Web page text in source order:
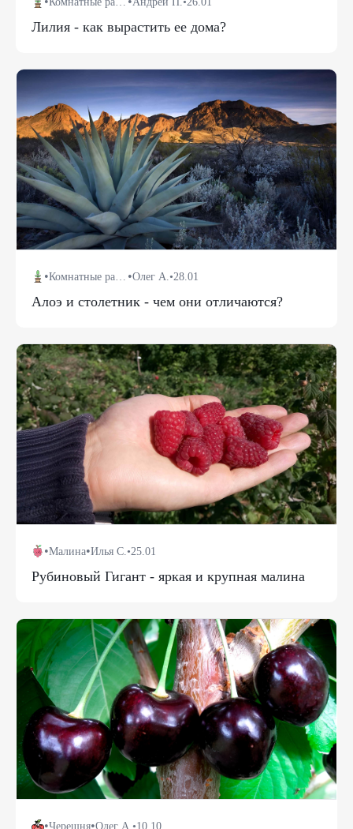
Лилия - как вырастить ее дома?
• •Олег А. •28.01
Алоэ и столетник - чем они отличаются?
•Малина•Илья С. •25.01
Рубиновый Гигант - яркая и крупная малина
•Черешня•Олег А. •10.10